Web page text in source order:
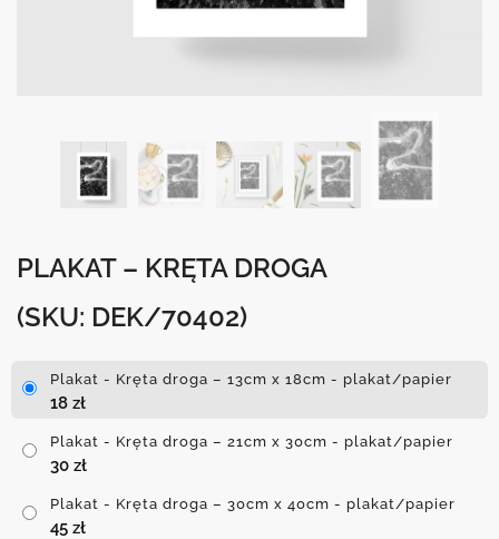
PLAKAT – KRĘTA DROGA
(SKU: DEK/70402)
Plakat - Kręta droga – 13cm x 18cm - plakat/papier
18 zł
Plakat - Kręta droga – 21cm x 30cm - plakat/papier
30 zł
Plakat - Kręta droga – 30cm x 40cm - plakat/papier
45 zł